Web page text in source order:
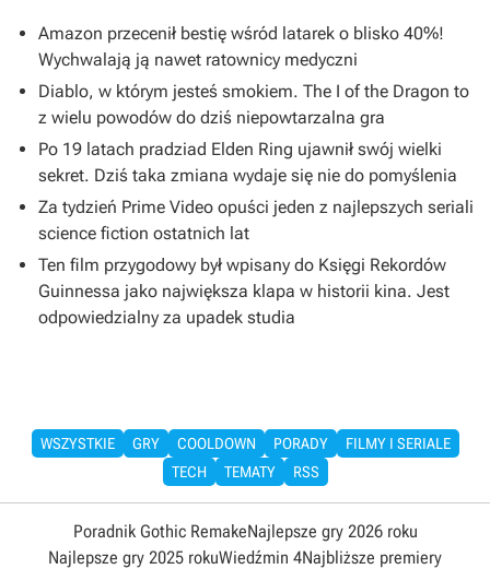
Amazon przecenił bestię wśród latarek o blisko 40%!
Wychwalają ją nawet ratownicy medyczni
Diablo, w którym jesteś smokiem. The I of the Dragon to
z wielu powodów do dziś niepowtarzalna gra
Po 19 latach pradziad Elden Ring ujawnił swój wielki
sekret. Dziś taka zmiana wydaje się nie do pomyślenia
Za tydzień Prime Video opuści jeden z najlepszych seriali
science fiction ostatnich lat
Ten film przygodowy był wpisany do Księgi Rekordów
Guinnessa jako największa klapa w historii kina. Jest
odpowiedzialny za upadek studia
WSZYSTKIE GRY COOLDOWN PORADY
FILMY I SERIALE
TECH
TEMATY RSS
Poradnik Gothic RemakeNajlepsze gry 2026 roku
Najlepsze gry 2025 rokuWiedźmin 4Najbliższe premiery